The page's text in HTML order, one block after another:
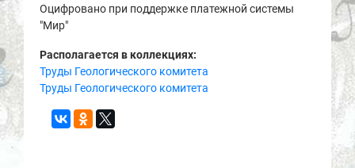
Оцифровано при поддержке платежной системы
"Мир"
Располагается в коллекциях:
Труды Геологического комитета
Труды Геологического комитета